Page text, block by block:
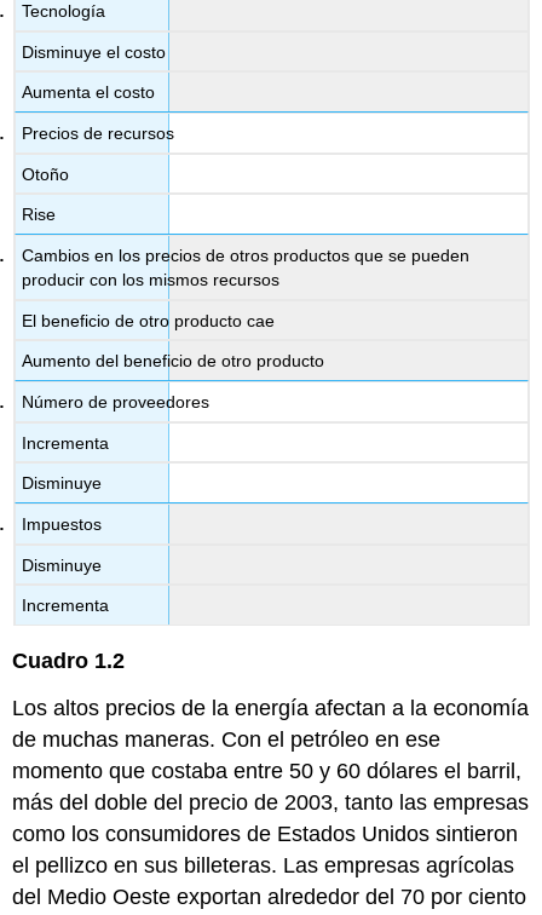
Tecnología
Disminuye el costo
Aumenta el costo
Precios de recursos
Otoño
Rise
Cambios en los precios de otros productos que se pueden
producir con los mismos recursos
El beneficio de otro producto cae
Aumento del beneficio de otro producto
Número de proveedores
Incrementa
Disminuye
Impuestos
Disminuye
Incrementa
Cuadro 1.2
Los altos precios de la energía afectan a la economía
de muchas maneras. Con el petróleo en ese
momento que costaba entre 50 y 60 dólares el barril,
más del doble del precio de 2003, tanto las empresas
como los consumidores de Estados Unidos sintieron
el pellizco en sus billeteras. Las empresas agrícolas
del Medio Oeste exportan alrededor del 70 por ciento